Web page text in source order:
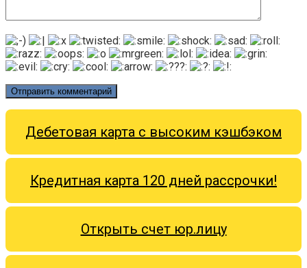
Дебетовая карта с высоким кэшбэком
Кредитная карта 120 дней рассрочки!
Открыть счет юр.лицу